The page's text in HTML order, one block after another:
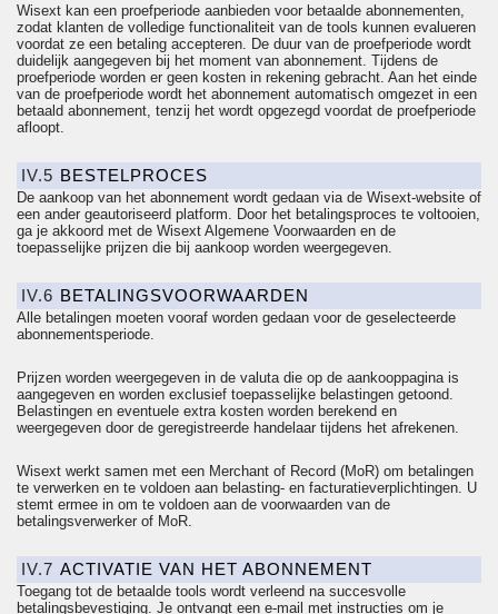
Wisext kan een proefperiode aanbieden voor betaalde abonnementen,
zodat klanten de volledige functionaliteit van de tools kunnen evalueren
voordat ze een betaling accepteren. De duur van de proefperiode wordt
duidelijk aangegeven bij het moment van abonnement. Tijdens de
proefperiode worden er geen kosten in rekening gebracht. Aan het einde
van de proefperiode wordt het abonnement automatisch omgezet in een
betaald abonnement, tenzij het wordt opgezegd voordat de proefperiode
afloopt.
IV.5 BESTELPROCES
De aankoop van het abonnement wordt gedaan via de Wisext-website of
een ander geautoriseerd platform. Door het betalingsproces te voltooien,
ga je akkoord met de Wisext Algemene Voorwaarden en de
toepasselijke prijzen die bij aankoop worden weergegeven.
IV.6 BETALINGSVOORWAARDEN
Alle betalingen moeten vooraf worden gedaan voor de geselecteerde
abonnementsperiode.
Prijzen worden weergegeven in de valuta die op de aankooppagina is
aangegeven en worden exclusief toepasselijke belastingen getoond.
Belastingen en eventuele extra kosten worden berekend en
weergegeven door de geregistreerde handelaar tijdens het afrekenen.
Wisext werkt samen met een Merchant of Record (MoR) om betalingen
te verwerken en te voldoen aan belasting- en facturatieverplichtingen. U
stemt ermee in om te voldoen aan de voorwaarden van de
betalingsverwerker of MoR
IV.7 ACTIVATIE VAN HET ABONNEMENT
Toegang tot de betaalde tools wordt verleend na succesvolle
betalingsbevestiging. Je ontvangt een e-mail met instructies om je